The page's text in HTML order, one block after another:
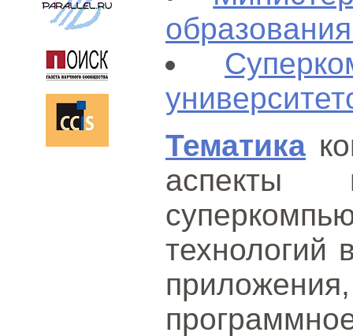
Тематика
аспекты
технологий